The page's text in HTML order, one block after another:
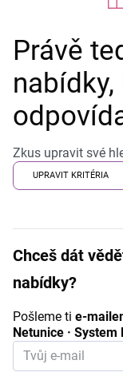
Právě
Zkus upravit své
UPRAVIT KRITÉRIA
Chceš dát
nabídky?
Pošleme ti e-
Netunice · System